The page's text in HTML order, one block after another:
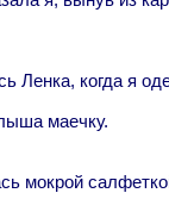
Ленка, когда я
маечку.
мокрой